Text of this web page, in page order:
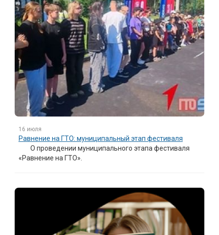
16 июля
Равнение на ГТО: муниципальный этап фестиваля
О проведении муниципального этапа фестиваля
«Равнение на ГТО».